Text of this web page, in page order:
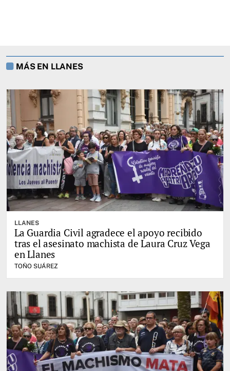
MÁS EN LLANES
LLANES
La Guardia Civil agradece el apoyo recibido
tras el asesinato machista de Laura Cruz Vega
en Llanes
TOÑO SUÁREZ